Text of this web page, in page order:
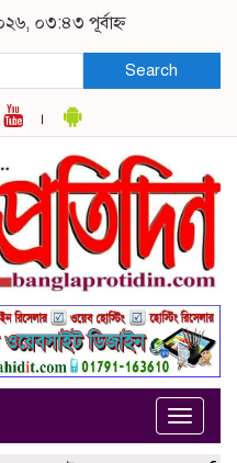
০৩:৪৩ পূর্বাহ্ন
Search
Toggle